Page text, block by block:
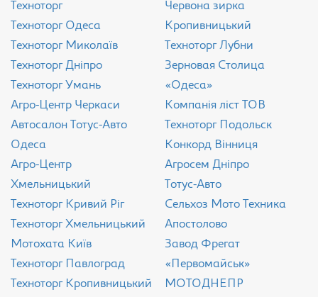
Техноторг
Техноторг Одеса
Техноторг Миколаїв
Техноторг Дніпро
Техноторг Умань
Агро-Центр Черкаси
Aвтосалон Тотус-Авто
Одеса
Агро-Центр
Хмельницький
Техноторг Кривий Ріг
Техноторг Хмельницький
Мотохата Київ
Техноторг Павлоград
Техноторг Кропивницький
Червона зирка
Кропивницький
Техноторг Лубни
Зерновая Столица
«Одеса»
Компанія ліст ТОВ
Техноторг Подольск
Конкорд Вінниця
Агросем Дніпро
Тотус-Авто
Сельхоз Мото Техника
Апостолово
Завод Фрегат
«Первомайськ»
МОТОДНЕПР